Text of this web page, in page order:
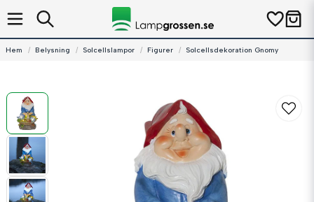
Hem Belysning Solcellslampor Figurer Solcellsdekoration Gnomy